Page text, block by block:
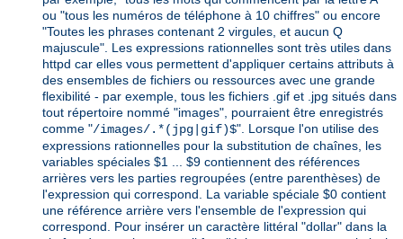
ou "tous les numéros de téléphone à 10 chiffres" ou encore
"Toutes les phrases contenant 2 virgules, et aucun Q
majuscule". Les expressions rationnelles sont très utiles dans
httpd car elles vous permettent d'appliquer certains attributs à
des ensembles de fichiers ou ressources avec une grande
flexibilité - par exemple, tous les fichiers .gif et .jpg situés dans
tout répertoire nommé "images", pourraient être enregistrés
comme "/images/.*(jpg|gif)$". Lorsque l'on utilise des
expressions rationnelles pour la substitution de chaînes, les
variables spéciales $1 ... $9 contiennent des références
arrières vers les parties regroupées (entre parenthèses) de
l'expression qui correspond. La variable spéciale $0 contient
une référence arrière vers l'ensemble de l'expression qui
correspond. Pour insérer un caractère littéral "dollar" dans la